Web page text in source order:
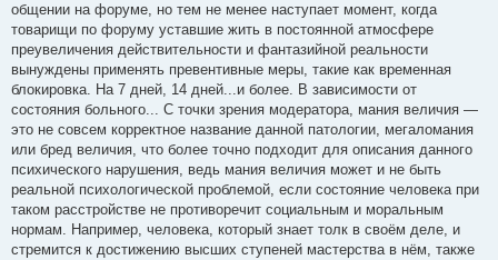
общении на форуме, но тем не менее наступает момент, когда
товарищи по форуму уставшие жить в постоянной атмосфере
преувеличения действительности и фантазийной реальности
вынуждены применять превентивные меры, такие как временная
блокировка. На 7 дней, 14 дней...и более. В зависимости от
состояния больного... С точки зрения модератора, мания величия —
это не совсем корректное название данной патологии, мегаломания
или бред величия, что более точно подходит для описания данного
психического нарушения, ведь мания величия может и не быть
реальной психологической проблемой, если состояние человека при
таком расстройстве не противоречит социальным и моральным
нормам. Например, человека, который знает толк в своём деле, и
стремится к достижению высших ступеней мастерства в нём, также